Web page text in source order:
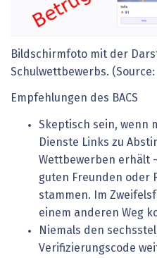
Bildschirmfoto mit der
Schulwettbewerbs. (Source:
Empfehlungen des BACS
Skeptisch sein, wenn
Dienste Links zu
Wettbewerben erhält
guten Freunden oder
stammen. Im
einem anderen Weg
Niemals den
Verifizierungscode